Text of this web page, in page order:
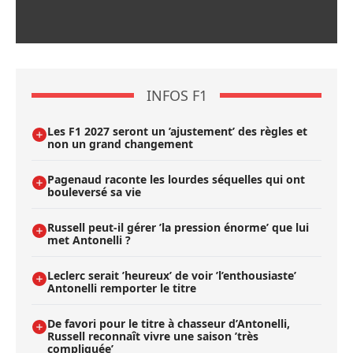
INFOS F1
Les F1 2027 seront un ’ajustement’ des règles et
non un grand changement
Pagenaud raconte les lourdes séquelles qui ont
bouleversé sa vie
Russell peut-il gérer ’la pression énorme’ que lui
met Antonelli ?
Leclerc serait ’heureux’ de voir ’l’enthousiaste’
Antonelli remporter le titre
De favori pour le titre à chasseur d’Antonelli,
Russell reconnaît vivre une saison ’très
compliquée’